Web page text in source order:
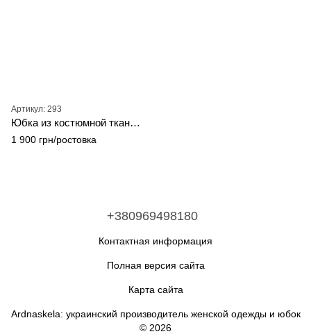
Артикул: 293
Юбка из костюмной ткани серого цвета
1 900 грн/ростовка
+380969498180
Контактная информация
Полная версия сайта
Карта сайта
Ardnaskela: украинский производитель женской одежды и юбок
© 2026